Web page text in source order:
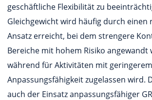
geschäftliche Flexibilität zu
Gleichgewicht wird häufig durch einen
Ansatz erreicht, bei dem strengere
Bereiche mit hohem Risiko angewandt
während für Aktivitäten mit
Anpassungsfähigkeit zugelassen wird.
auch der Einsatz anpassungsfähiger